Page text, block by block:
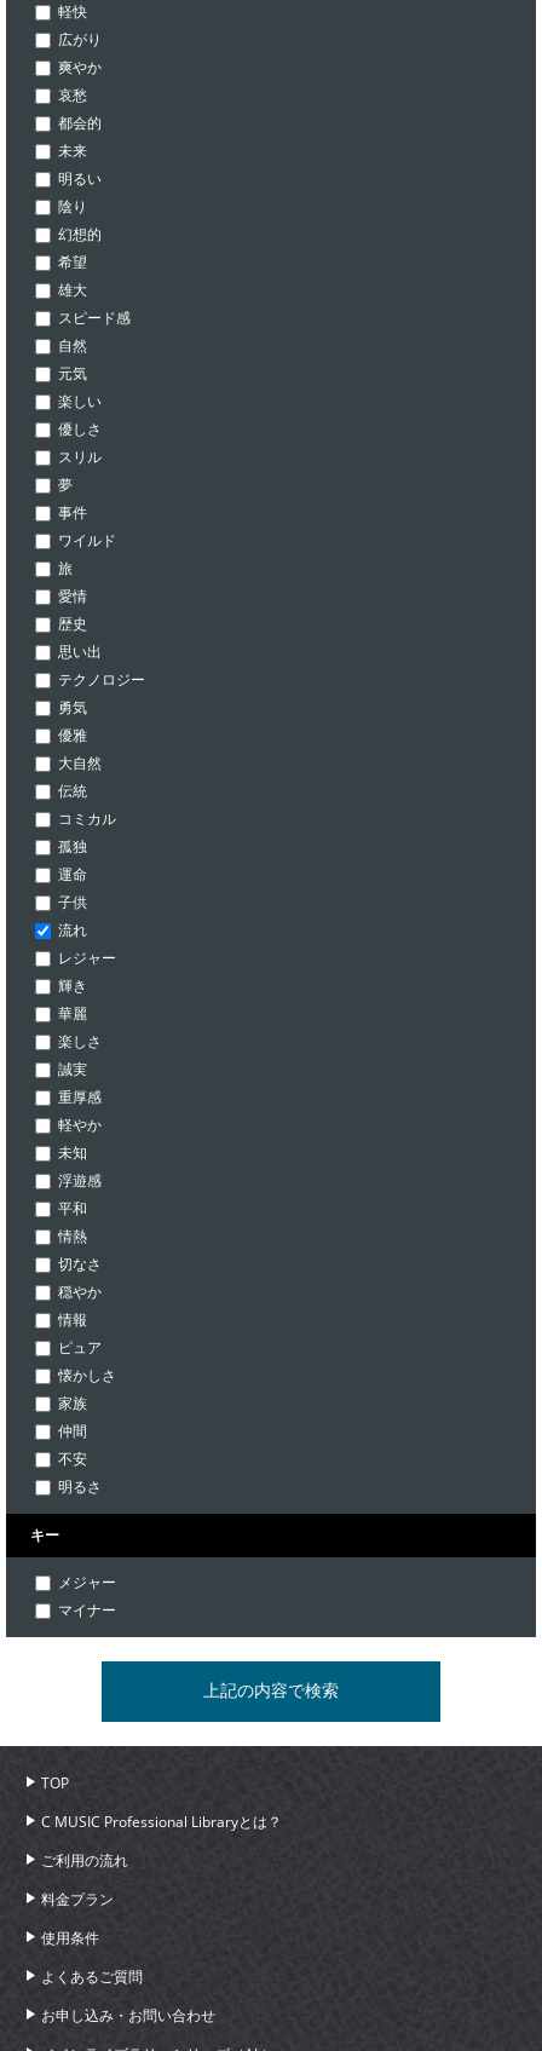
軽快
広がり
爽やか
哀愁
都会的
未来
明るい
陰り
幻想的
希望
雄大
スピード感
自然
元気
楽しい
優しさ
スリル
夢
事件
ワイルド
旅
愛情
歴史
思い出
テクノロジー
勇気
優雅
大自然
伝統
コミカル
孤独
運命
子供
流れ
レジャー
輝き
華麗
楽しさ
誠実
重厚感
軽やか
未知
浮遊感
平和
情熱
切なさ
穏やか
情報
ピュア
懐かしさ
家族
仲間
不安
明るさ
キー
メジャー
マイナー
TOP
C MUSIC Professional Libraryとは？
ご利用の流れ
料金プラン
使用条件
よくあるご質問
お申し込み・お問い合わせ